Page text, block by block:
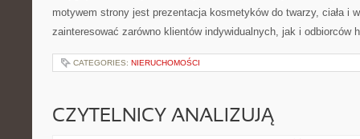
motywem strony jest prezentacja kosmetyków do twarzy, ciała i
zainteresować zarówno klientów indywidualnych, jak i
CATEGORIES: NIERUCHOMOŚCI
CZYTELNICY ANALIZUJĄ